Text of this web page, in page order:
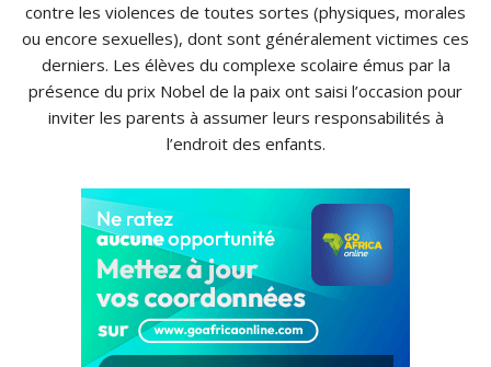
contre les violences de toutes sortes (physiques, morales
ou encore sexuelles), dont sont généralement victimes ces
derniers. Les élèves du complexe scolaire émus par la
présence du prix Nobel de la paix ont saisi l’occasion pour
inviter les parents à assumer leurs responsabilités à
l’endroit des enfants.